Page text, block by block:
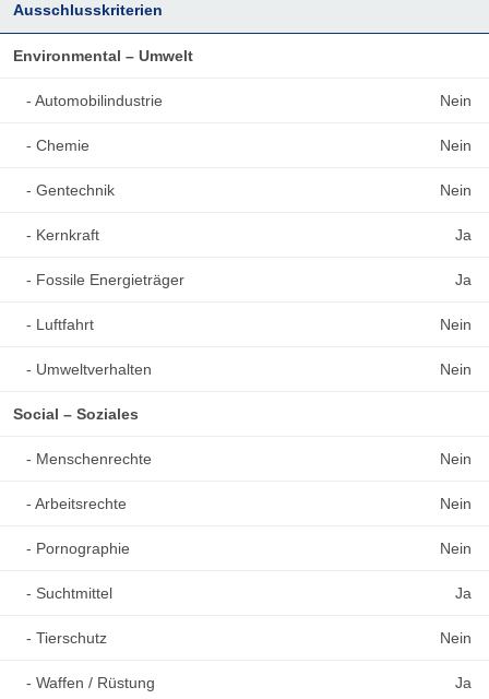
Ausschlusskriterien
Environmental – Umwelt
- Automobilindustrie Nein
- Chemie Nein
- Gentechnik Nein
- Kernkraft Ja
- Fossile Energieträger Ja
- Luftfahrt Nein
- Umweltverhalten Nein
Social – Soziales
- Menschenrechte Nein
- Arbeitsrechte Nein
- Pornographie Nein
- Suchtmittel Ja
- Tierschutz Nein
- Waffen / Rüstung Ja